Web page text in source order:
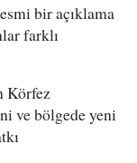
bir açıklama
farklı
Körfez
ve bölgede yeni